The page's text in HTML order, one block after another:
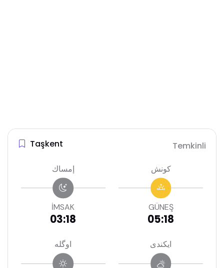
Taşkent Temkinli
إمساك
İMSAK
03:18
كونش
GÜNEŞ
05:18
اوگله ايكندى